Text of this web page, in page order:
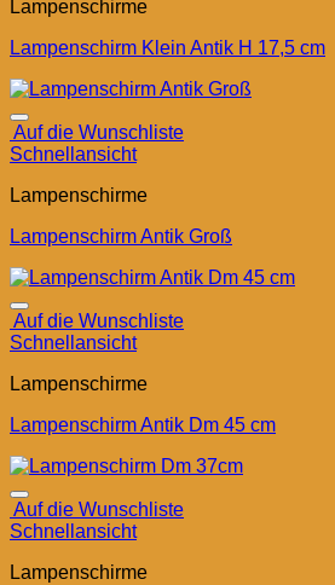
Lampenschirme
Lampenschirm Klein Antik H 17,5 cm
Auf die Wunschliste
Schnellansicht
Lampenschirme
Lampenschirm Antik Groß
Auf die Wunschliste
Schnellansicht
Lampenschirme
Lampenschirm Antik Dm 45 cm
Auf die Wunschliste
Schnellansicht
Lampenschirme